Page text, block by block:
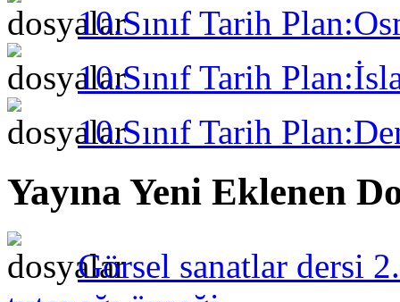
10.Sınıf Tarih
10.Sınıf Tarih
10.Sınıf Tarih
Yayına Yeni Eklenen
Görsel sanatlar dersi